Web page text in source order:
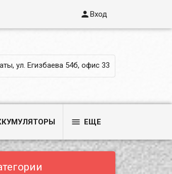
Вход
ул. Егизбаева 54б, офис 33
 ЕЩЕ